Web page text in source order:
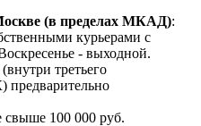
(в пределах МКАД):
курьерами с
- выходной.
третьего
предварительно
свыше 100 000 руб.